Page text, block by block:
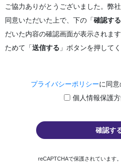
ご協力ありがとうございました。弊
同意いただいた上で、下の「確認する
だいた内容の確認画面が表示されま
ためて「送信する 」ボタンを押してく
プライバシーポリシーに同意
個人情報保護
reCAPTCHAで保護されています。